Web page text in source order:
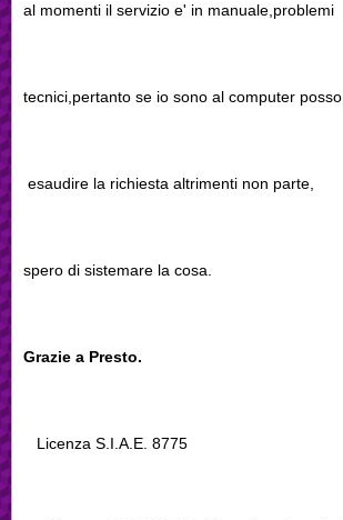
al momenti il servizio e' in manuale,problemi
tecnici,pertanto se io sono al computer posso
esaudire la richiesta altrimenti non parte,
spero di sistemare la cosa.
Grazie a Presto.
Licenza S.I.A.E. 8775